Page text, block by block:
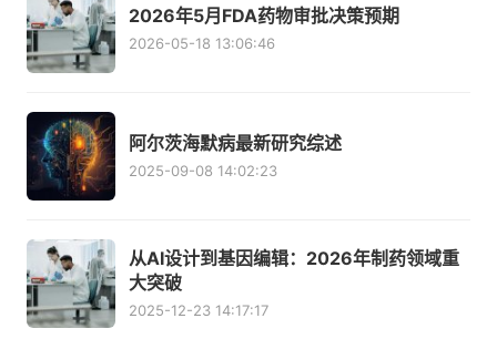
2026年5月FDA药物审批决策预期
2026-05-18 13:06:46
阿尔茨海默病最新研究综述
2025-09-08 14:02:23
从AI设计到基因编辑：2026年制药领域重
大突破
2025-12-23 14:17:17